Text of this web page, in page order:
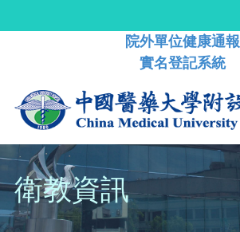
院外單位健康通報
實名登記系統
衛教資訊